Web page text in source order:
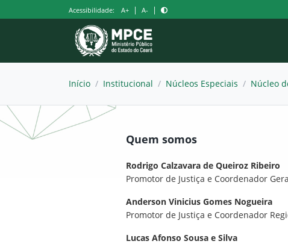
para
Acessibilidade: A+ | A- |
Início / Institucional / Núcleos Especiais / Núcleo
Quem somos
Rodrigo Calzavara de Queiroz Ribeiro
Promotor de Justiça e Coordenador
Anderson Vinicius Gomes Nogueira
Promotor de Justiça e Coordenador
Lucas Afonso Sousa e Silva